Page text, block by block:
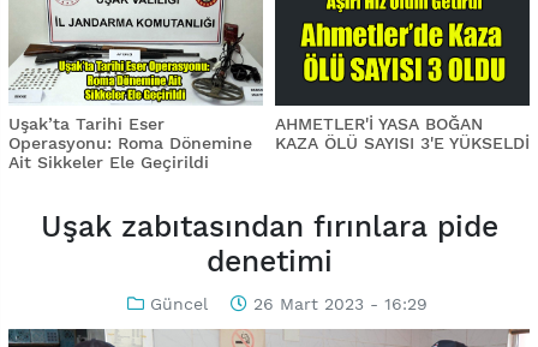
Uşak’ta Tarihi Eser
Operasyonu: Roma Dönemine
Ait Sikkeler Ele Geçirildi
AHMETLER'İ YASA BOĞAN
KAZA ÖLÜ SAYISI 3'E YÜKSELDİ
Uşak zabıtasından fırınlara pide
denetimi
Güncel 26 Mart 2023 - 16:29